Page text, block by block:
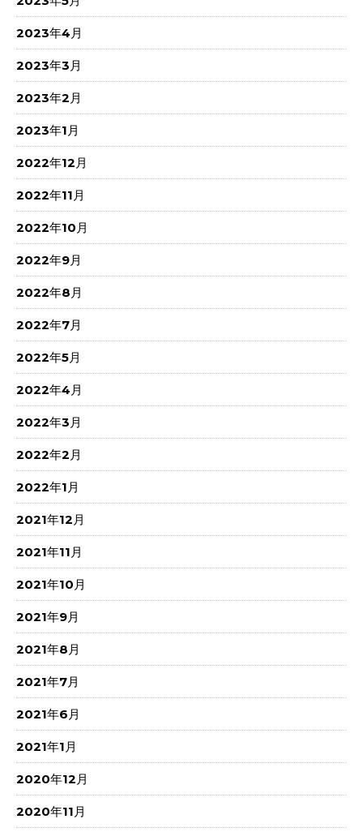
2023年4月
2023年3月
2023年2月
2023年1月
2022年12月
2022年11月
2022年10月
2022年9月
2022年8月
2022年7月
2022年5月
2022年4月
2022年3月
2022年2月
2022年1月
2021年12月
2021年11月
2021年10月
2021年9月
2021年8月
2021年7月
2021年6月
2021年1月
2020年12月
2020年11月